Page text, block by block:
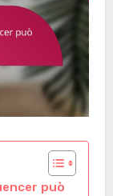
può